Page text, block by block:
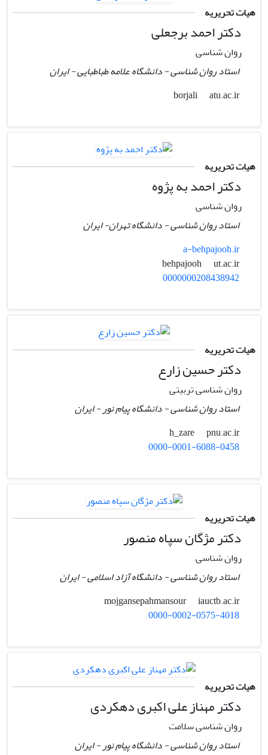
هیات تحریریه
دکتر احمد برجعلی
روان شناسی
استاد روان شناسی - دانشگاه علامه طباطبایی - ایران
borjali
atu.ac.ir
هیات تحریریه
دکتر احمد به پژوه
روان شناسی
استاد روان شناسی - دانشگاه تهران- ایران
a-behpajooh.ir
behpajooh
ut.ac.ir
0000000208438942
هیات تحریریه
دکتر حسین زارع
روان شناسی تربیتی
استاد روان شناسی - دانشگاه پیام نور - ایران
h_zare
pnu.ac.ir
0000-0001-6088-0458
هیات تحریریه
دکتر مژگان سپاه منصور
روان شناسی
استاد روان شناسی - دانشگاه آزاد اسلامی - ایران
mojgansepahmansour
iauctb.ac.ir
0000-0002-0575-4018
هیات تحریریه
دکتر مهناز علی اکبری دهکردی
روان شناسی سلامت
استاد روان شناسی - دانشگاه پیام نور - ایران